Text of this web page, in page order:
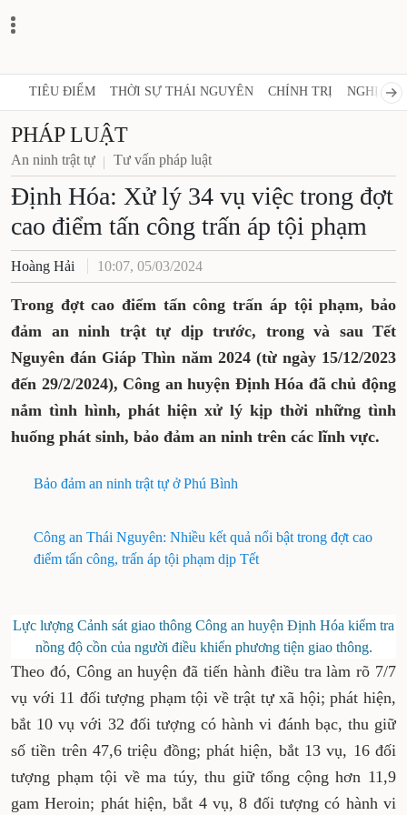
TIÊU ĐIỂM THỜI SỰ THÁI NGUYÊN CHÍNH TRỊ NGHỊ
PHÁP LUẬT
An ninh trật tự Tư vấn pháp luật
Định Hóa: Xử lý 34 vụ việc trong đợt
cao điểm tấn công trấn áp tội phạm
Hoàng Hải 10:07, 05/03/2024
Trong đợt cao điểm tấn công trấn áp tội phạm, bảo
đảm an ninh trật tự dịp trước, trong và sau Tết
Nguyên đán Giáp Thìn năm 2024 (từ ngày 15/12/2023
đến 29/2/2024), Công an huyện Định Hóa đã chủ động
nắm tình hình, phát hiện xử lý kịp thời những tình
huống phát sinh, bảo đảm an ninh trên các lĩnh vực.
Bảo đảm an ninh trật tự ở Phú Bình
Công an Thái Nguyên: Nhiều kết quả nổi bật trong đợt cao
điểm tấn công, trấn áp tội phạm dịp Tết
Lực lượng Cảnh sát giao thông Công an huyện Định Hóa kiểm tra
nồng độ cồn của người điều khiển phương tiện giao thông.
Theo đó, Công an huyện đã tiến hành điều tra làm rõ 7/7
vụ với 11 đối tượng phạm tội về trật tự xã hội; phát hiện,
bắt 10 vụ với 32 đối tượng có hành vi đánh bạc, thu giữ
số tiền trên 47,6 triệu đồng; phát hiện, bắt 13 vụ, 16 đối
tượng phạm tội về ma túy, thu giữ tổng cộng hơn 11,9
gam Heroin; phát hiện, bắt 4 vụ, 8 đối tượng có hành vi